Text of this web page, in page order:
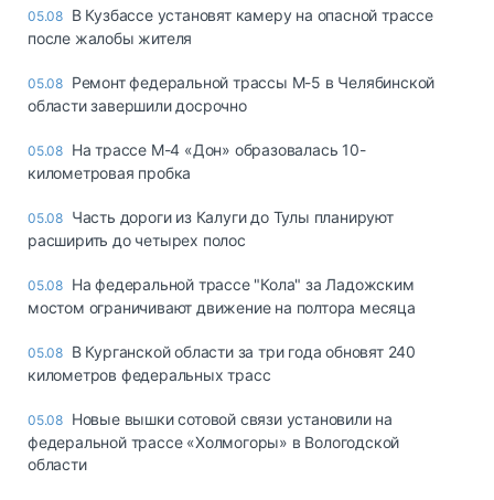
05.08 В Кузбассе установят камеру на опасной трассе
после жалобы жителя
05.08 Ремонт федеральной трассы М-5 в Челябинской
области завершили досрочно
05.08 На трассе М-4 «Дон» образовалась 10-
километровая пробка
05.08 Часть дороги из Калуги до Тулы планируют
расширить до четырех полос
05.08 На федеральной трассе "Кола" за Ладожским
мостом ограничивают движение на полтора месяца
05.08 В Курганской области за три года обновят 240
километров федеральных трасс
05.08 Новые вышки сотовой связи установили на
федеральной трассе «Холмогоры» в Вологодской
области